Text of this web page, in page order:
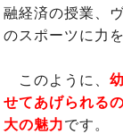
融経済の授業、
のスポーツに力
このように、
せてあげられる
大の魅力です。